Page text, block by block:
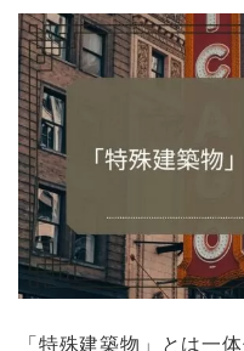
「特殊建築物」とは一